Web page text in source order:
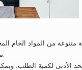
OEM/ODM متاح.